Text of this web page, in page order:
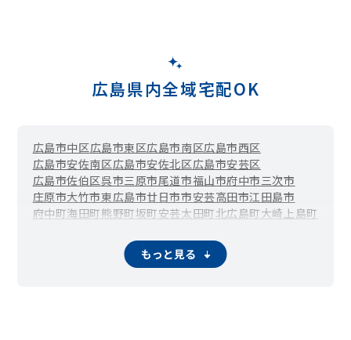
広島県内全域宅配OK
広島市中区広島市東区広島市南区広島市西区
広島市安佐南区広島市安佐北区広島市安芸区
広島市佐伯区呉市三原市尾道市福山市府中市三次市
庄原市大竹市東広島市廿日市市安芸高田市江田島市
府中町海田町熊野町坂町安芸太田町北広島町大崎上島町
もっと見る